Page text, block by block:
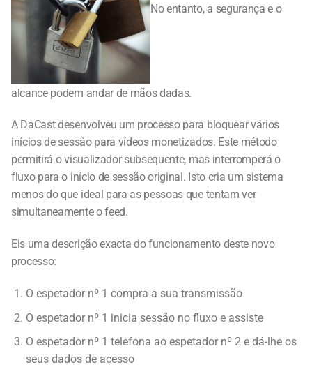
No entanto, a segurança e o
alcance podem andar de mãos dadas.
A DaCast desenvolveu um processo para bloquear vários
inícios de sessão para vídeos monetizados. Este método
permitirá o visualizador subsequente, mas interromperá o
fluxo para o início de sessão original. Isto cria um sistema
menos do que ideal para as pessoas que tentam ver
simultaneamente o feed.
Eis uma descrição exacta do funcionamento deste novo
processo:
O espetador nº 1 compra a sua transmissão
O espetador nº 1 inicia sessão no fluxo e assiste
O espetador nº 1 telefona ao espetador nº 2 e dá-lhe os
seus dados de acesso